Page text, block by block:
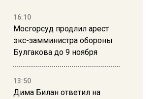
16:10
Мосгорсуд продлил арест
экс-замминистра обороны
Булгакова до 9 ноября
13:50
Дима Билан ответил на